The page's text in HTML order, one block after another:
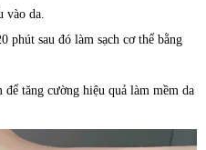
vào da.
phút sau đó làm sạch cơ thể bằng
tăng cường hiệu quả làm mềm da